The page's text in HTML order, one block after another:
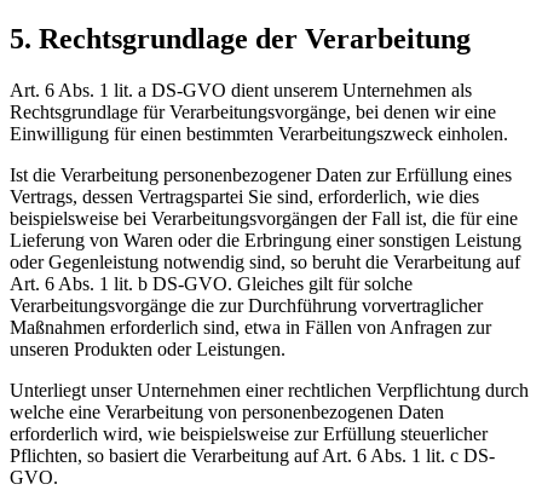
5. Rechtsgrundlage der Verarbeitung
Art. 6 Abs. 1 lit. a DS-GVO dient unserem Unternehmen als
Rechtsgrundlage für Verarbeitungsvorgänge, bei denen wir eine
Einwilligung für einen bestimmten Verarbeitungszweck einholen.
Ist die Verarbeitung personenbezogener Daten zur Erfüllung eines
Vertrags, dessen Vertragspartei Sie sind, erforderlich, wie dies
beispielsweise bei Verarbeitungsvorgängen der Fall ist, die für eine
Lieferung von Waren oder die Erbringung einer sonstigen Leistung
oder Gegenleistung notwendig sind, so beruht die Verarbeitung auf
Art. 6 Abs. 1 lit. b DS-GVO. Gleiches gilt für solche
Verarbeitungsvorgänge die zur Durchführung vorvertraglicher
Maßnahmen erforderlich sind, etwa in Fällen von Anfragen zur
unseren Produkten oder Leistungen.
Unterliegt unser Unternehmen einer rechtlichen Verpflichtung durch
welche eine Verarbeitung von personenbezogenen Daten
erforderlich wird, wie beispielsweise zur Erfüllung steuerlicher
Pflichten, so basiert die Verarbeitung auf Art. 6 Abs. 1 lit. c DS-
GVO.